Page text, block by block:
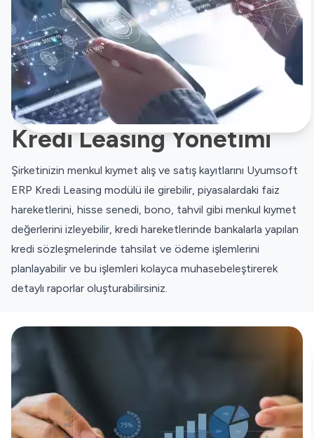
Kredi Leasing Yönetimi
Şirketinizin menkul kıymet alış ve satış kayıtlarını Uyumsoft
ERP Kredi Leasing modülü ile girebilir, piyasalardaki faiz
hareketlerini, hisse senedi, bono, tahvil gibi menkul kıymet
değerlerini izleyebilir, kredi hareketlerinde bankalarla yapılan
kredi sözleşmelerinde tahsilat ve ödeme işlemlerini
planlayabilir ve bu işlemleri kolayca muhasebeleştirerek
detaylı raporlar oluşturabilirsiniz.